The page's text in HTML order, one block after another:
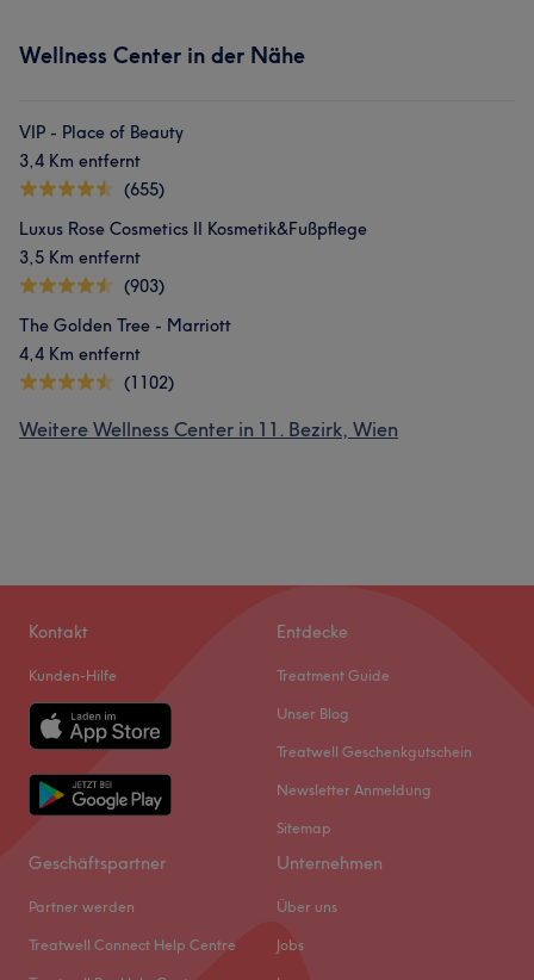
Wellness Center in der Nähe
VIP - Place of Beauty
3,4 Km entfernt
(655)
Luxus Rose Cosmetics II Kosmetik&Fußpflege
3,5 Km entfernt
(903)
The Golden Tree - Marriott
4,4 Km entfernt
(1102)
Weitere Wellness Center in 11. Bezirk, Wien
Kontakt
Kunden-Hilfe
Entdecke
Treatment Guide
Unser Blog
Treatwell Geschenkgutschein
Newsletter Anmeldung
Sitemap
Geschäftspartner
Partner werden
Treatwell Connect Help Centre
Unternehmen
Über uns
Jobs